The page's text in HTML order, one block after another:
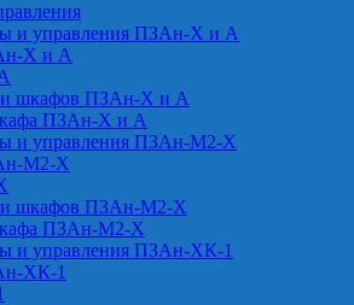
и управления ПЗАн-Х и А
Х и А
шкафов ПЗАн-Х и А
ПЗАн-Х и А
и управления ПЗАн-М2-Х
М2-Х
шкафов ПЗАн-М2-Х
ПЗАн-М2-Х
и управления ПЗАн-ХК-1
ХК-1